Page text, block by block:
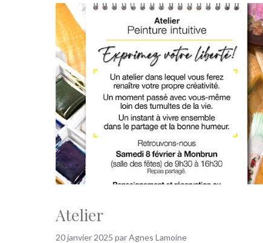
Atelier
20 janvier 2025 parAgnes Lamoine